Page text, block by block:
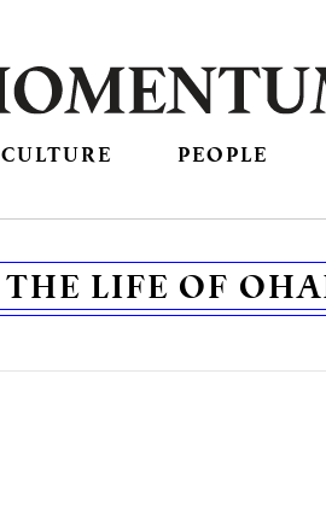
CULTURE PEOPLE
THE LIFE OF